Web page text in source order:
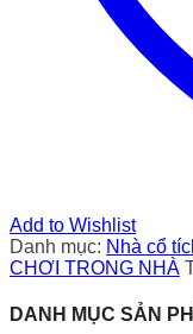
Add to Wishlist
Danh mục: Nhà cổ
CHƠI TRONG NHÀ
DANH MỤC SẢN